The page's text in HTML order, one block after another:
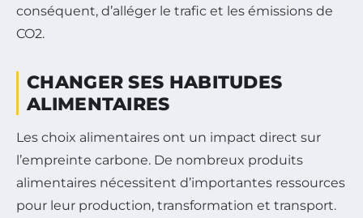
conséquent, d’alléger le trafic et les émissions de
CO2.
CHANGER SES HABITUDES
ALIMENTAIRES
Les choix alimentaires ont un impact direct sur
l’empreinte carbone. De nombreux produits
alimentaires nécessitent d’importantes ressources
pour leur production, transformation et transport.